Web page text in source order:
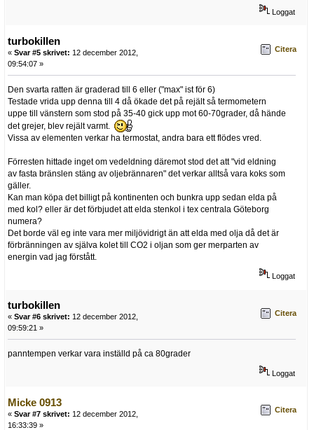
Loggat
turbokillen
« Svar #5 skrivet: 12 december 2012,
09:54:07 »
Citera
Den svarta ratten är graderad till 6 eller ("max" ist för 6)
Testade vrida upp denna till 4 då ökade det på rejält så termometern
uppe till vänstern som stod på 35-40 gick upp mot 60-70grader, då hände
det grejer, blev rejält varmt.
Vissa av elementen verkar ha termostat, andra bara ett flödes vred.
Förresten hittade inget om vedeldning däremot stod det att "vid eldning
av fasta bränslen stäng av oljebrännaren" det verkar alltså vara koks som
gäller.
Kan man köpa det billigt på kontinenten och bunkra upp sedan elda på
med kol? eller är det förbjudet att elda stenkol i tex centrala Göteborg
numera?
Det borde väl eg inte vara mer miljövidrigt än att elda med olja då det är
förbränningen av själva kolet till CO2 i oljan som ger merparten av
energin vad jag förstått.
Loggat
turbokillen
« Svar #6 skrivet: 12 december 2012,
09:59:21 »
Citera
panntempen verkar vara inställd på ca 80grader
Loggat
Micke 0913
« Svar #7 skrivet: 12 december 2012,
16:33:39 »
Citera